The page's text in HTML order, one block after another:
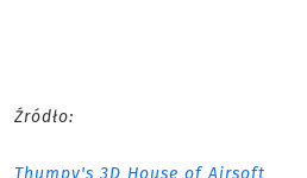
Źródło:
Thumpy's 3D House of Airsoft